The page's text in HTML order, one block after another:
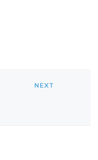
NEXT